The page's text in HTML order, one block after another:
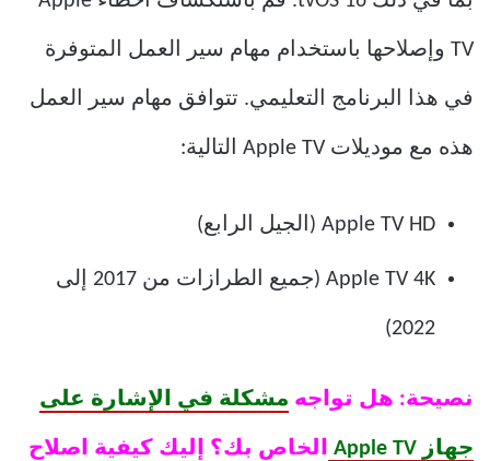
TV وإصلاحها باستخدام مهام سير العمل المتوفرة
في هذا البرنامج التعليمي. تتوافق مهام سير العمل
هذه مع موديلات Apple TV التالية:
Apple TV HD (الجيل الرابع)
Apple TV 4K (جميع الطرازات من 2017 إلى
2022)
نصيحة: هل تواجه مشكلة في الإشارة على
جهاز Apple TV الخاص بك؟ إليك كيفية اصلاح